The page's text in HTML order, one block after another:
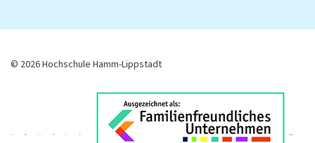
© 2026 Hochschule Hamm-Lippstadt